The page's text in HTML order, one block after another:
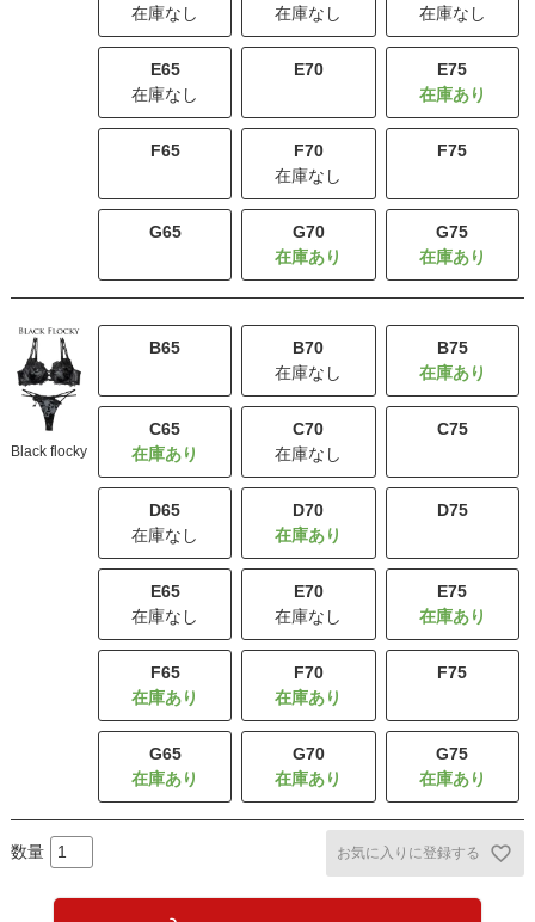
在庫なし
在庫なし
在庫なし
E65
在庫なし
E70
E75
F65
F70
在庫なし
F75
G65
G70 G75
Black flocky
B65
B70
在庫なし
B75
C65
C70
在庫なし
C75
D65
在庫なし
D70
D75
E65
在庫なし
E70
在庫なし
E75
F65 F70
F75
G65 G70 G75
お気に入りに登録する